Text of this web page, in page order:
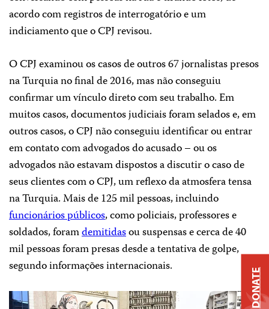
acordo com registros de interrogatório e um
indiciamento que o CPJ revisou.
O CPJ examinou os casos de outros 67 jornalistas presos
na Turquia no final de 2016, mas não conseguiu
confirmar um vínculo direto com seu trabalho. Em
muitos casos, documentos judiciais foram selados e, em
outros casos, o CPJ não conseguiu identificar ou entrar
em contato com advogados do acusado – ou os
advogados não estavam dispostos a discutir o caso de
seus clientes com o CPJ, um reflexo da atmosfera tensa
na Turquia. Mais de 125 mil pessoas, incluindo
funcionários públicos, como policiais, professores e
soldados, foramdemitidasou suspensas e cerca de 40
mil pessoas foram presas desde a tentativa de golpe,
segundo informações internacionais.
DONATE